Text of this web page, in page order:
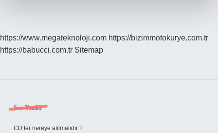
https://www.megateknoloji.com https://bizimmotokurye.com.tr
https://babucci.com.tr Sitemap
Sidebar
Son Yazılar
CD’ler nereye atılmalıdır ?